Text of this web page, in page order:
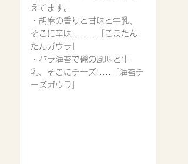
えてます。
・胡麻の香りと甘味と牛乳、
そこに辛味………「ごまたん
たんガウラ」
・バラ海苔で磯の風味と牛
乳、そこにチーズ.....「海苔チ
ーズガウラ」